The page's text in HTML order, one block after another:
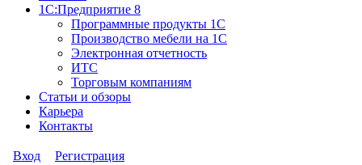
1С:Предприятие 8
Программные продукты 1С
Производство мебели на 1С
Электронная отчетность
ИТС
Торговым компаниям
Статьи и обзоры
Карьера
Контакты
Вход
Регистрация